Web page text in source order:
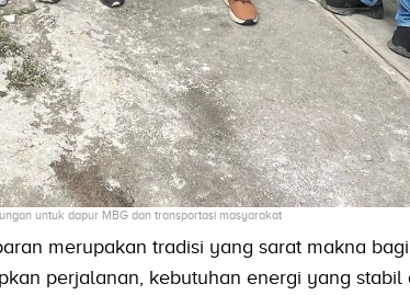
untuk dapur MBG dan transportasi masyarakat
merupakan tradisi yang sarat makna
perjalanan, kebutuhan energi yang stabil